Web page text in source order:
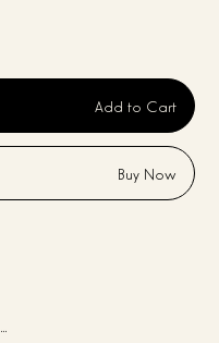
Add to Cart
Buy Now